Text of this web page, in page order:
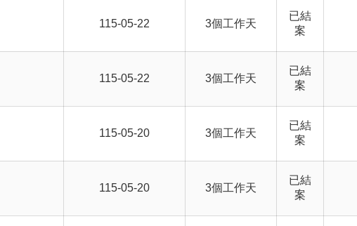
115-05-22 3個工作天
已結
案
115-05-22 3個工作天
已結
案
115-05-20 3個工作天
已結
案
115-05-20 3個工作天
已結
案